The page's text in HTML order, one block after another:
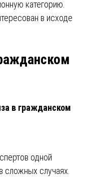
категорию.
в исходе
в гражданском
одной
сложных случаях.